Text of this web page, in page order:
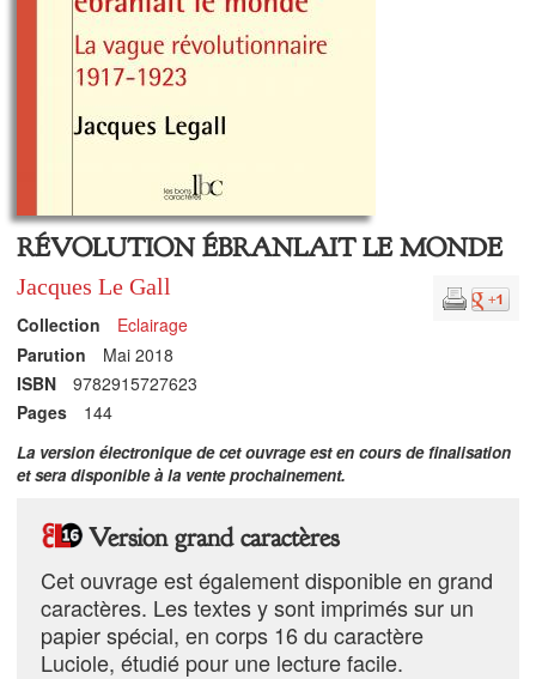
RÉVOLUTION ÉBRANLAIT LE MONDE
Jacques Le Gall
Collection
Eclairage
Parution
Mai 2018
ISBN
9782915727623
Pages
144
La version électronique de cet ouvrage est en cours de finalisation
et sera disponible à la vente prochainement.
Version grand caractères
Cet ouvrage est également disponible en grand
caractères. Les textes y sont imprimés sur un
papier spécial, en corps 16 du caractère
Luciole, étudié pour une lecture facile.